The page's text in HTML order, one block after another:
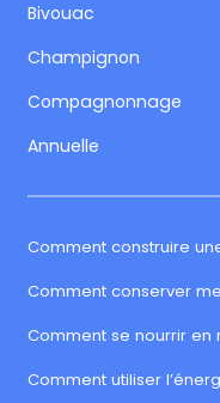
Comment construire
Comment conserver
Comment se nourrir en
Comment utiliser
Bivouac
Champignon
Compagnonnage
Annuelle